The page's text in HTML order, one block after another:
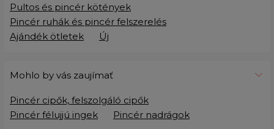
Pultos és pincér kötények
Pincér ruhák és pincér felszerelés
Ajándék ötletek
Új
Mohlo by vás zaujímať
Pincér cipők, felszolgáló cipők
Pincér félujjú ingek
Pincér nadrágok